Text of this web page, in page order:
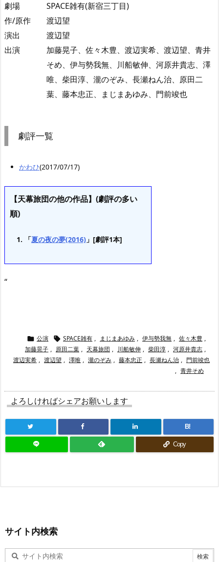
劇場
SPACE雑有(新宿三丁目)
作/原作
渡辺望
演出
渡辺望
出演
加藤晃子、佐々木豊、渡辺実希、渡辺望、青井
そめ、伊与勢我無、川船敏伸、河原井貴志、澤
唯、柴田淳、瀧のぞみ、長瀬ねん治、原田二
葉、藤本忠正、まじまあゆみ、門前竣也
劇評一覧
かわひ(2017/07/17)
【天幕旅団の他の作品】(劇評の多い
順)
「夏の夜の夢(2016) 」[劇評1本]
“
 公演  SPACE雑有 , まじまあゆみ , 伊与勢我無 , 佐々木豊 ,
加藤晃子 , 原田二葉 , 天幕旅団 , 川船敏伸 , 柴田淳 , 河原井貴志 ,
渡辺実希 , 渡辺望 , 澤唯 , 瀧のぞみ , 藤本忠正 , 長瀬ねん治 , 門前竣也
, 青井そめ
よろしければシェアお願いします
B!
Copy
サイト内検索